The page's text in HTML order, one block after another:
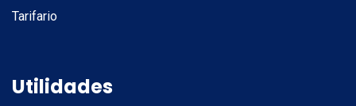
Tarifario
Utilidades